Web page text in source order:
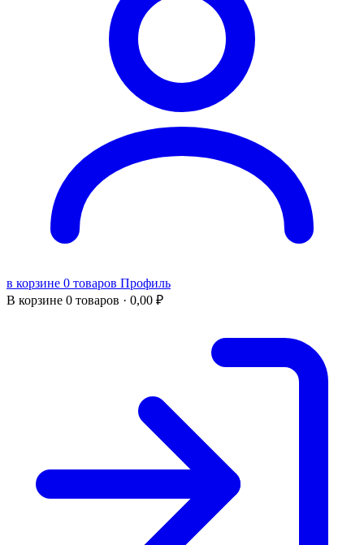
в корзине 0 товаров Профиль
В корзине 0 товаров · 0,00 ₽